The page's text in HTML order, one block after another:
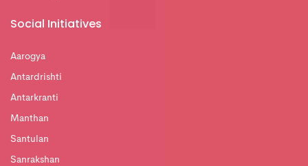
Social Initiatives
Aarogya
Antardrishti
Antarkranti
Manthan
Santulan
Sanrakshan